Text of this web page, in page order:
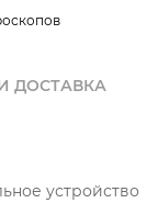
ДОСТАВКА
устройство